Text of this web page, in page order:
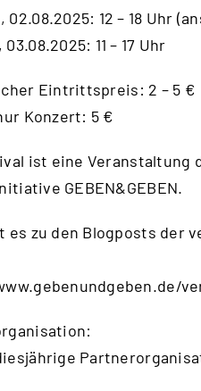
02.08.2025: 12 – 18 Uhr
11 – 17 Uhr
Eintrittspreis: 2 – 5 €
Konzert: 5 €
ist eine Veranstaltung
GEBEN&GEBEN.
es zu den Blogposts der